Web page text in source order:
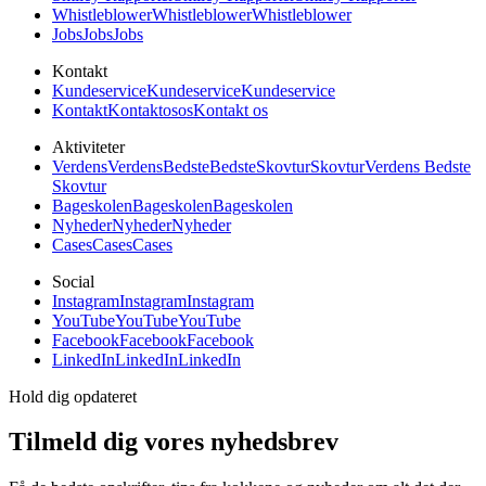
WhistleblowerWhistleblowerWhistleblower
JobsJobsJobs
Kontakt
KundeserviceKundeserviceKundeservice
KontaktKontaktososKontakt os
Aktiviteter
VerdensVerdensBedsteBedsteSkovturSkovturVerdens Bedste
Skovtur
BageskolenBageskolenBageskolen
NyhederNyhederNyheder
CasesCasesCases
Social
InstagramInstagramInstagram
YouTubeYouTubeYouTube
FacebookFacebookFacebook
LinkedInLinkedInLinkedIn
Hold dig opdateret
Tilmeld dig vores nyhedsbrev